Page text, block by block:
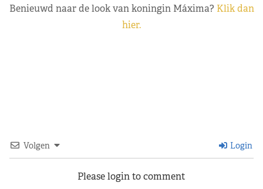
Benieuwd naar de look van koningin Máxima? Klik dan
hier.
Volgen Login
Please login to comment